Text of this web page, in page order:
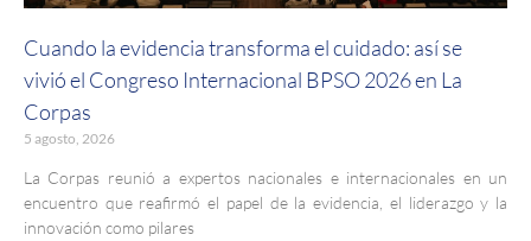
Cuando la evidencia transforma el cuidado: así se
vivió el Congreso Internacional BPSO 2026 en La
Corpas
5 agosto, 2026
La Corpas reunió a expertos nacionales e internacionales en un
encuentro que reafirmó el papel de la evidencia, el liderazgo y la
innovación como pilares